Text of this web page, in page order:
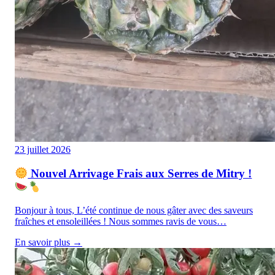
23 juillet 2026
Nouvel Arrivage Frais aux Serres de Mitry !
Bonjour à tous, L’été continue de nous gâter avec des saveurs
fraîches et ensoleillées ! Nous sommes ravis de vous…
En savoir plus →